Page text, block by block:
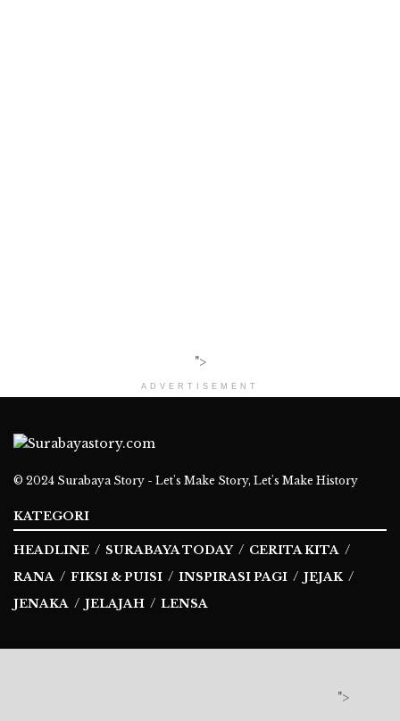
">
ADVERTISEMENT
© 2024 Surabaya Story - Let's Make Story, Let's Make History
KATEGORI
HEADLINE SURABAYA TODAY
CERITA KITA
RANA
FIKSI & PUISI INSPIRASI PAGI
JEJAK
JENAKA
JELAJAH LENSA
">